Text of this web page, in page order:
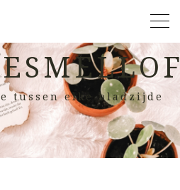
tussen elke bladzijde